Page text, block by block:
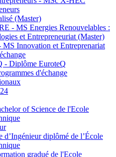
(Master)
- MS Energies Renouvelables :
et Entrepreneuriat (Master)
Innovation et Entreprenariat
- Diplôme EuroteQ
d'échange
of Science de l'Ecole
d’Ingénieur diplômé de l’École
gradué de l'Ecole